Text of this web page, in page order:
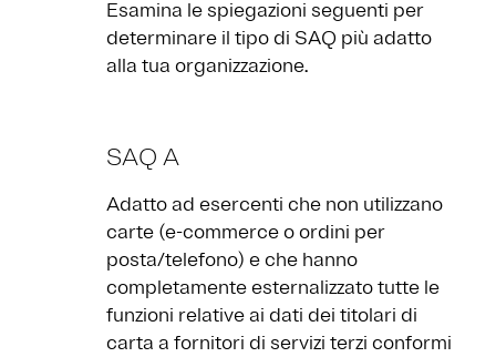
Esamina le spiegazioni seguenti per
determinare il tipo di SAQ più adatto
alla tua organizzazione.
SAQ A
Adatto ad esercenti che non utilizzano
carte (e-commerce o ordini per
posta/telefono) e che hanno
completamente esternalizzato tutte le
funzioni relative ai dati dei titolari di
carta a fornitori di servizi terzi conformi